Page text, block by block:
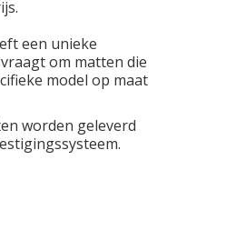
een unieke
om matten die
model op maat
worden geleverd